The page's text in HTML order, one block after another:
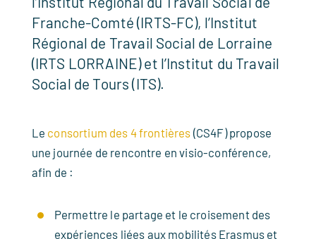
Franche-Comté (IRTS-FC), l’Institut
Régional de Travail Social de Lorraine
(IRTS LORRAINE) et l’Institut du Travail
Social de Tours (ITS).
Le consortium des 4 frontières (CS4F) propose
une journée de rencontre en visio-conférence,
afin de :
Permettre le partage et le croisement des
expériences liées aux mobilités Erasmus et